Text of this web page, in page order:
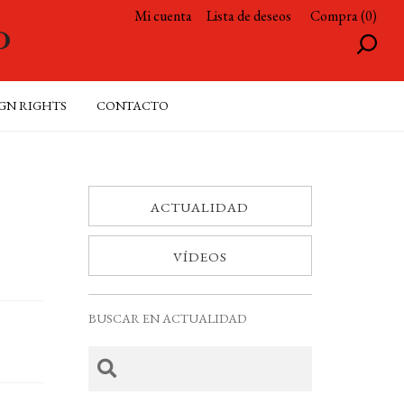
Mi cuenta Lista de deseos Compra (0)
RIGHTS CONTACTO
ACTUALIDAD
VÍDEOS
BUSCAR EN ACTUALIDAD